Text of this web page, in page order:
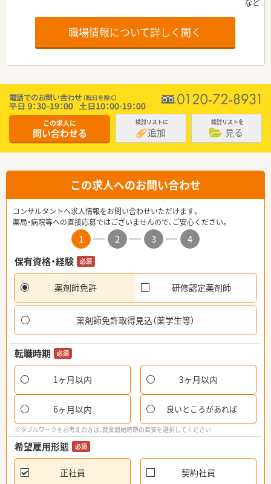
職場情報について詳しく聞く
この求人に
問い合わせる
検討リストに
追加
検討リストを
見る
この求人へのお問い合わせ
コンサルタントへ求人情報をお問い合わせいただけます。
薬局・病院等への直接応募ではございませんので、ご安心ください。
1 2 3
4
保有資格・経験
必須
薬剤師免許 研修認定薬剤師
薬剤師免許取得見込（薬学生等）
転職時期 必須
1ヶ月以内 3ヶ月以内
6ヶ月以内 良いところがあれば
※ダブルワークをお考えの方は、就業開始時期の目安を選択してください
希望雇用形態 必須
正社員 契約社員